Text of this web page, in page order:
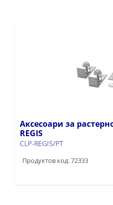
Аксесоари за
REGIS
CLP-REGIS/PT
Продуктов код: 72333